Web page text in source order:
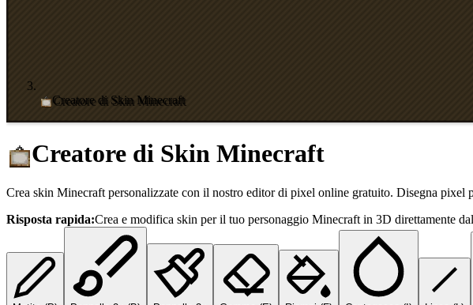
Creatore di Skin Minecraft
Creatore di Skin Minecraft
Crea skin Minecraft personalizzate con il nostro editor di pixel online gratuito. Disegna
Risposta rapida:Crea e modifica skin per il tuo personaggio Minecraft in 3D direttamente